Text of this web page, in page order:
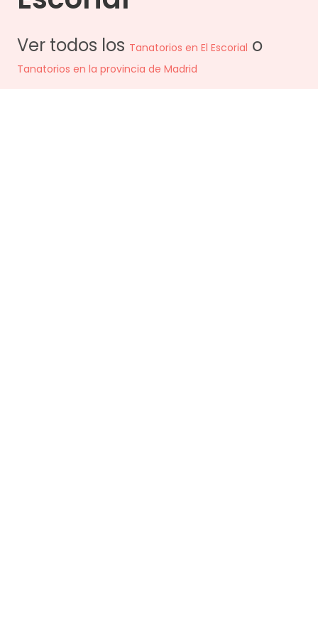
Ver todos los Tanatorios en El Escorial o
Tanatorios en la provincia de Madrid